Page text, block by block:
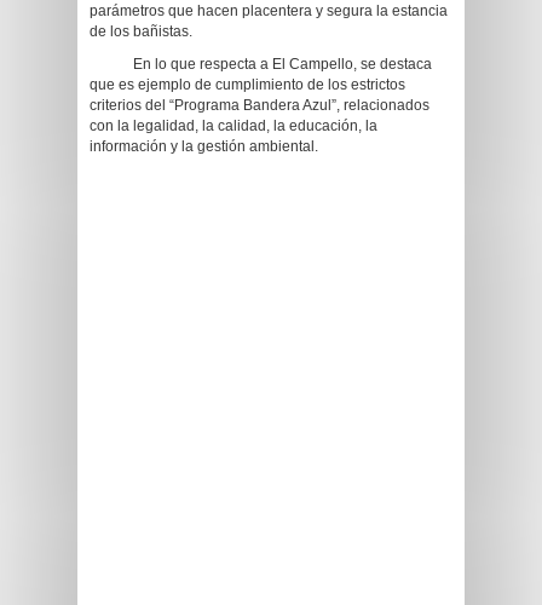
parámetros que hacen placentera y segura la estancia
de los bañistas.
En lo que respecta a El Campello, se destaca
que es ejemplo de cumplimiento de los estrictos
criterios del “Programa Bandera Azul”, relacionados
con la legalidad, la calidad, la educación, la
información y la gestión ambiental.